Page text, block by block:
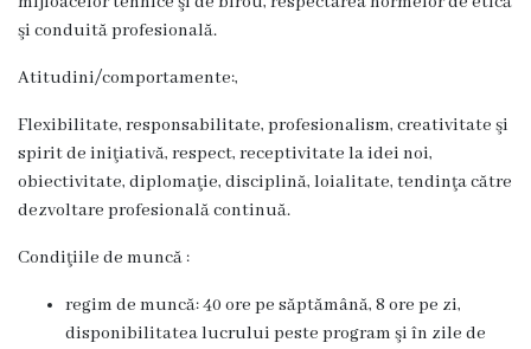
infrăţite
foto
Servicii
Eliberarea
certificatelor
şi conduită profesională.
Atitudini/comportamente:,
Flexibilitate, responsabilitate, profesionalism, creativitate şi
spirit de iniţiativă, respect, receptivitate la idei noi,
obiectivitate, diplomaţie, disciplină, loialitate, tendinţa către
dezvoltare profesională continuă.
Condiţiile de muncă :
regim de muncă: 40 ore pe săptămână, 8 ore pe zi,
disponibilitatea lucrului peste program şi în zile de